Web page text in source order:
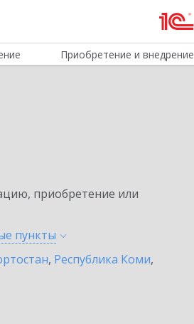
Приобретение и внедрение
приобретение или
пункты
, Республика Коми,